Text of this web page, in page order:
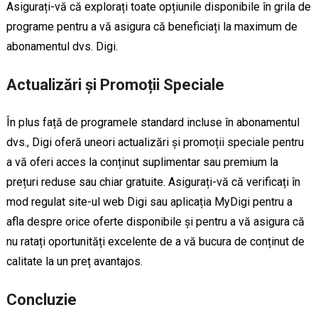
Asigurați-vă că explorați toate opțiunile disponibile în grila de
programe pentru a vă asigura că beneficiați la maximum de
abonamentul dvs. Digi.
Actualizări și Promoții Speciale
În plus față de programele standard incluse în abonamentul
dvs., Digi oferă uneori actualizări și promoții speciale pentru
a vă oferi acces la conținut suplimentar sau premium la
prețuri reduse sau chiar gratuite. Asigurați-vă că verificați în
mod regulat site-ul web Digi sau aplicația MyDigi pentru a
afla despre orice oferte disponibile și pentru a vă asigura că
nu ratați oportunități excelente de a vă bucura de conținut de
calitate la un preț avantajos.
Concluzie